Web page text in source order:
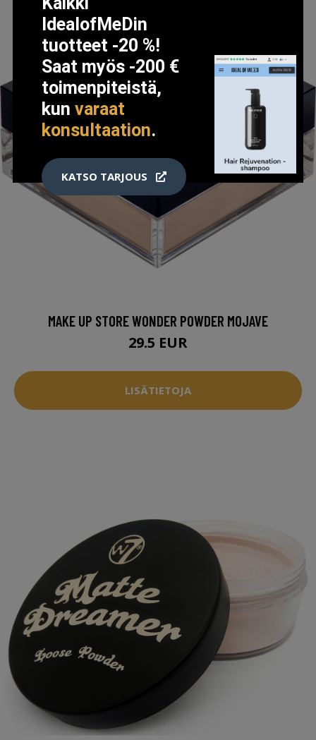
MAKE UP STORE WONDER POWDER MOJAVE
29.5 EUR
LISÄTIETOJA
IdealofMeDin
tuotteet -20 %!
Saat myös -200 €
toimenpiteistä,
kunvaraat
konsultaation.
KATSO TARJOUS